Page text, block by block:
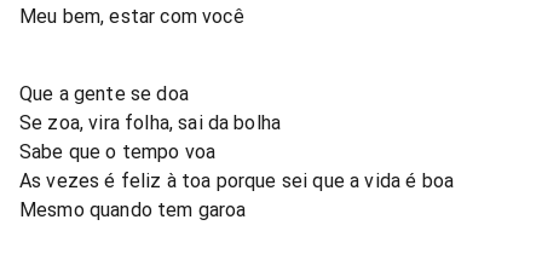
Meu bem, estar com você
Que a gente se doa
Se zoa, vira folha, sai da bolha
Sabe que o tempo voa
As vezes é feliz à toa porque sei que a vida é boa
Mesmo quando tem garoa